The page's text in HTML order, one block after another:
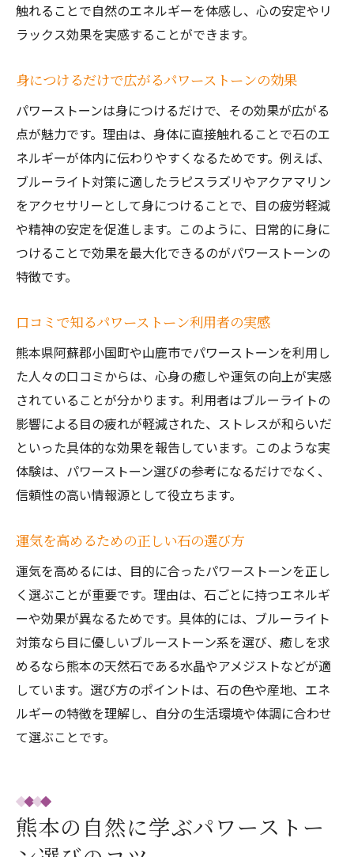
触れることで自然のエネルギーを体感し、心の安定やリ
ラックス効果を実感することができます。
身につけるだけで広がるパワーストーンの効果
パワーストーンは身につけるだけで、その効果が広がる
点が魅力です。理由は、身体に直接触れることで石のエ
ネルギーが体内に伝わりやすくなるためです。例えば、
ブルーライト対策に適したラピスラズリやアクアマリン
をアクセサリーとして身につけることで、目の疲労軽減
や精神の安定を促進します。このように、日常的に身に
つけることで効果を最大化できるのがパワーストーンの
特徴です。
口コミで知るパワーストーン利用者の実感
熊本県阿蘇郡小国町や山鹿市でパワーストーンを利用し
た人々の口コミからは、心身の癒しや運気の向上が実感
されていることが分かります。利用者はブルーライトの
影響による目の疲れが軽減された、ストレスが和らいだ
といった具体的な効果を報告しています。このような実
体験は、パワーストーン選びの参考になるだけでなく、
信頼性の高い情報源として役立ちます。
運気を高めるための正しい石の選び方
運気を高めるには、目的に合ったパワーストーンを正し
く選ぶことが重要です。理由は、石ごとに持つエネルギ
ーや効果が異なるためです。具体的には、ブルーライト
対策なら目に優しいブルーストーン系を選び、癒しを求
めるなら熊本の天然石である水晶やアメジストなどが適
しています。選び方のポイントは、石の色や産地、エネ
ルギーの特徴を理解し、自分の生活環境や体調に合わせ
て選ぶことです。
熊本の自然に学ぶパワーストー